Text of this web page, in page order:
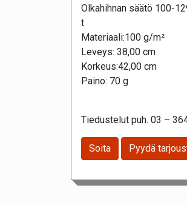
Olkahihnan säätö 100-
t
Materiaali:100 g/m²
Leveys: 38,00 cm
Korkeus:42,00 cm
Paino: 70 g
Tiedustelut puh. 03 –
Soita Pyydä